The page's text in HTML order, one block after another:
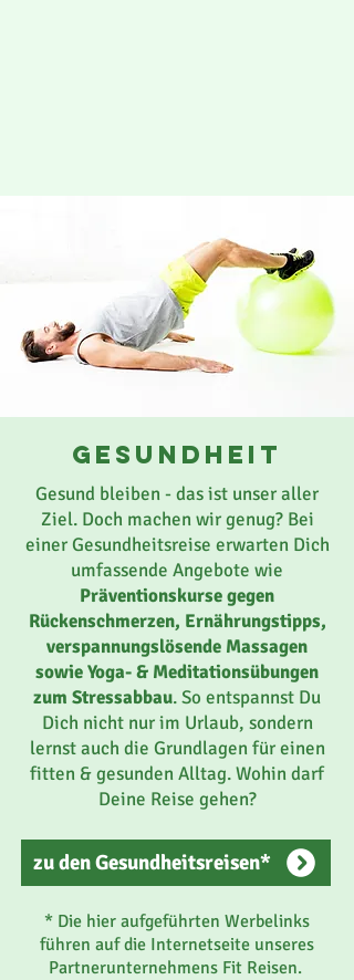
gesundheit
Gesund bleiben - das ist unser aller
Ziel. Doch machen wir genug? Bei
einer Gesundheitsreise erwarten Dich
umfassende Angebote wie
Präventionskurse gegen
Rückenschmerzen, Ernährungstipps,
verspannungslösende Massagen
sowie Yoga- & Meditationsübungen
zum Stressabbau. So entspannst Du
Dich nicht nur im Urlaub, sondern
lernst auch die Grundlagen für einen
fitten & gesunden Alltag. Wohin darf
Deine Reise gehen?
zu den Gesundheitsreisen*
* Die hier aufgeführten Werbelinks
führen auf die Internetseite unseres
Partnerunternehmens Fit Reisen.